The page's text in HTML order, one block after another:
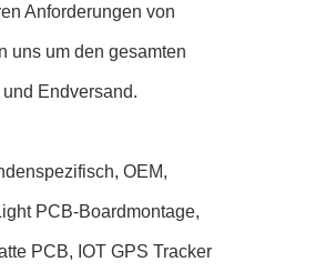
Anforderungen von
uns um den gesamten
Endversand.
OEM,
PCB-Boardmontage,
PCB, IOT GPS Tracker